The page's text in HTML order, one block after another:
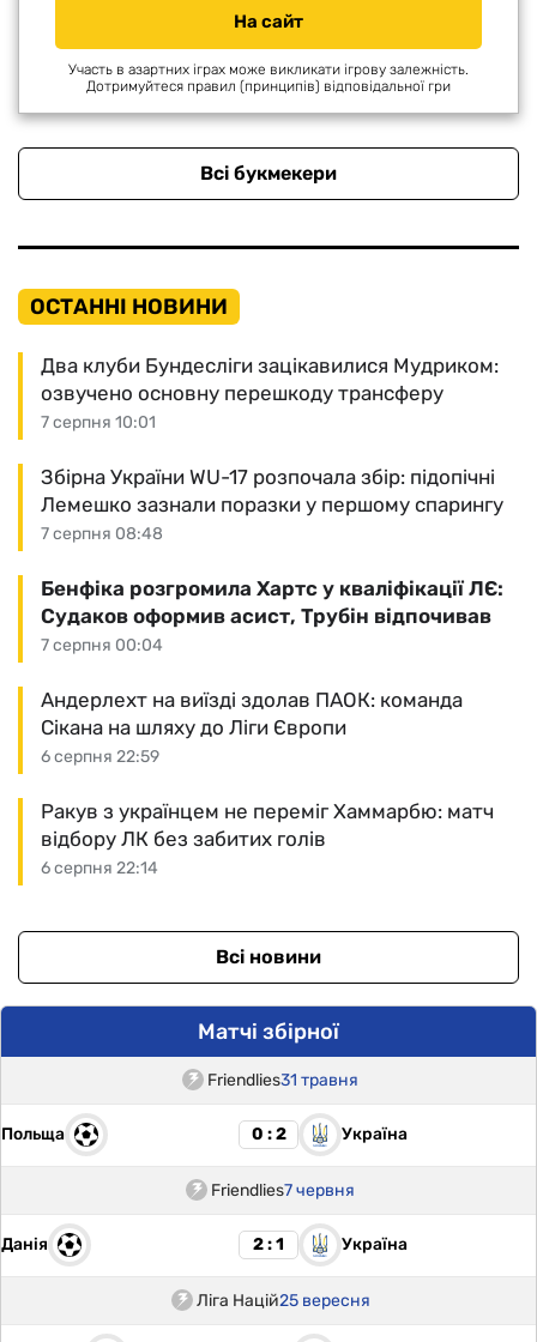
На сайт
Участь в азартних іграх може викликати ігрову залежність.
Дотримуйтеся правил (принципів) відповідальної гри
Всі букмекери
ОСТАННІ НОВИНИ
7 серпня 10:01
Два клуби Бундесліги зацікавилися Мудриком:
озвучено основну перешкоду трансферу
7 серпня 08:48
Збірна України WU-17 розпочала збір: підопічні
Лемешко зазнали поразки у першому спарингу
7 серпня 00:04
Бенфіка розгромила Хартс у кваліфікації ЛЄ:
Судаков оформив асист, Трубін відпочивав
6 серпня 22:59
Андерлехт на виїзді здолав ПАОК: команда
Сікана на шляху до Ліги Європи
6 серпня 22:14
Ракув з українцем не переміг Хаммарбю: матч
відбору ЛК без забитих голів
Всі новини
Матчі збірної
Friendlies31 травня
Польща 0 : 2 Україна
Friendlies7 червня
Данія 2 : 1 Україна
Ліга Націй25 вересня